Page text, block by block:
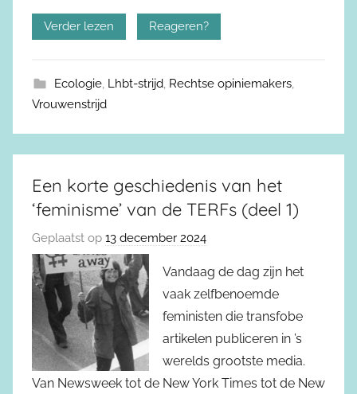
Verder lezen Reageren?
Ecologie, Lhbt-strijd, Rechtse opiniemakers,
Vrouwenstrijd
Een korte geschiedenis van het
‘feminisme’ van de TERFs (deel 1)
Geplaatst op 13 december 2024
Vandaag de dag zijn het
vaak zelfbenoemde
feministen die transfobe
artikelen publiceren in ’s
werelds grootste media.
Van Newsweek tot de New York Times tot de New